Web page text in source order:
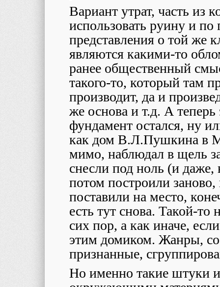
Вариант утрат, часть из
использовать руину и
представления о той же
являются какими-то
ранее общественный
такого-то, который там
производит, да и
же основа и т.д. А теперь
фундамент остался, ну
как дом В.Л.Пушкина в
мимо, наблюдал в щель
снесли под ноль (и
потом построили
поставили на место,
есть тут снова. Такой-то
сих пор, а как иначе,
этим домиком. Жанры,
признанные,
Но именно такие штуки